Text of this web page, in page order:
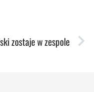
zostaje w zespole